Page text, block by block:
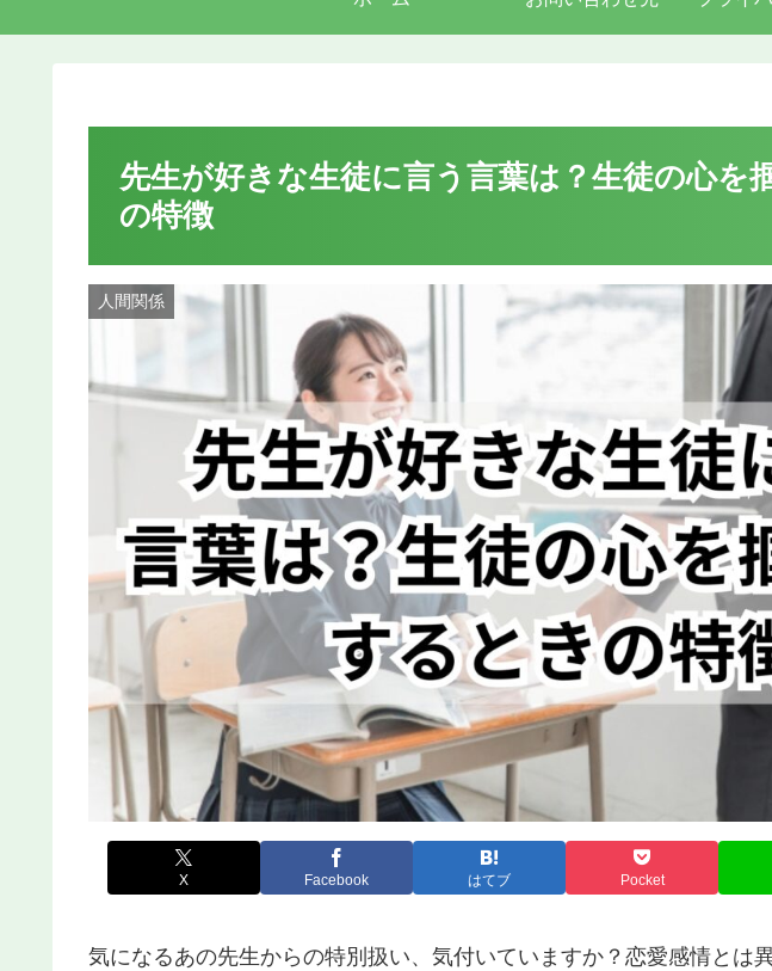
先生が好きな生徒に言う言葉は？生徒の心を
の特徴
人間関係
X Facebook はてブ Pocket
気になるあの先生からの特別扱い、気付いていますか？恋愛感情とは